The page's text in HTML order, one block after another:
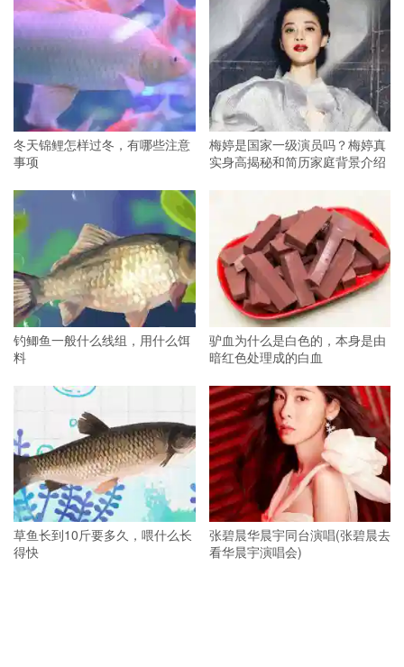
冬天锦鲤怎样过冬，有哪些注意
事项
梅婷是国家一级演员吗？梅婷真
实身高揭秘和简历家庭背景介绍
钓鲫鱼一般什么线组，用什么饵
料
驴血为什么是白色的，本身是由
暗红色处理成的白血
草鱼长到10斤要多久，喂什么长
得快
张碧晨华晨宇同台演唱(张碧晨去
看华晨宇演唱会)